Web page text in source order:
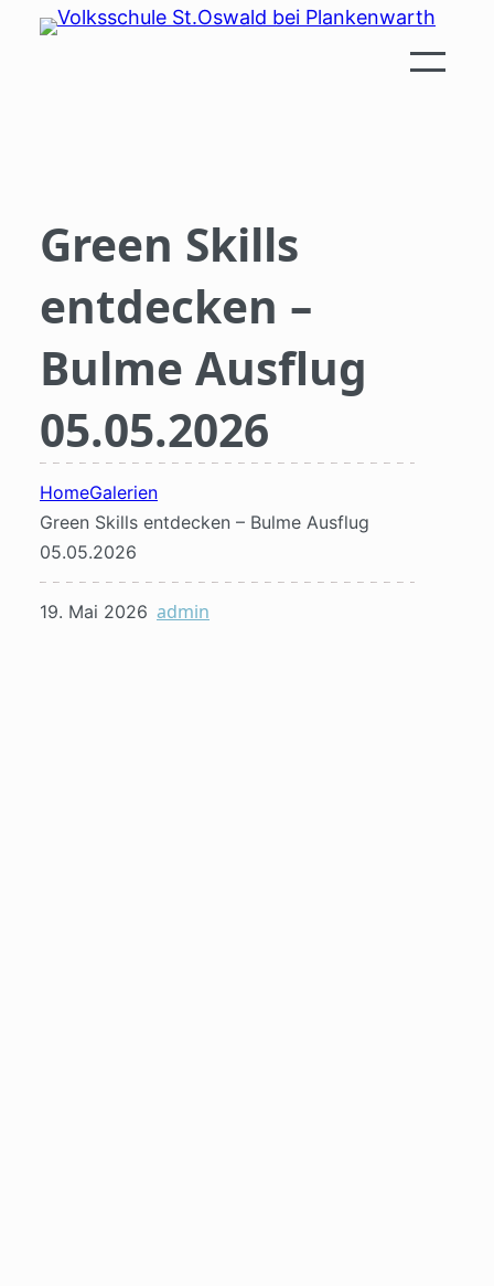
Green Skills
entdecken –
Bulme Ausflug
05.05.2026
HomeGalerien
Green Skills entdecken – Bulme Ausflug
05.05.2026
19. Mai 2026 admin